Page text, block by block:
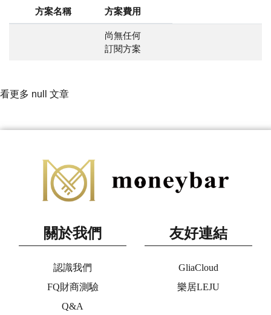
方案名稱 方案費用
尚無任何
訂閱方案
看更多 null 文章
關於我們
認識我們
FQ財商測驗
Q&A
友好連結
GliaCloud
樂居LEJU